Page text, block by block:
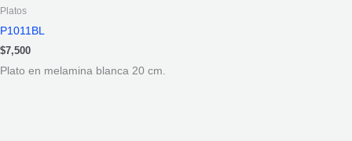
Platos
P1011BL
$7,500
Plato en melamina blanca 20 cm.